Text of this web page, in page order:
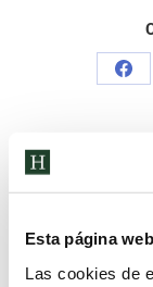
Esta página
Las cookies de